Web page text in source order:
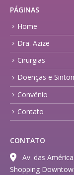
PÁGINAS
Home
Dra. Azize
Cirurgias
Doenças e
Convênio
Contato
CONTATO
Av. das
Shopping